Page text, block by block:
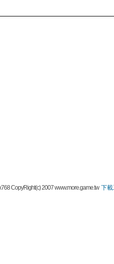
CopyRight(c) 2007 www.more.game.tw 下